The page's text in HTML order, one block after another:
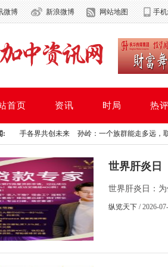
微博 新浪微博 网站地图 手
首页 资讯 时局 热评
: 各界共创未来 孙岭：一个族群能走多远，取决
世界肝炎日
得更多
世界肝炎日：
纵览天下 / 2026-